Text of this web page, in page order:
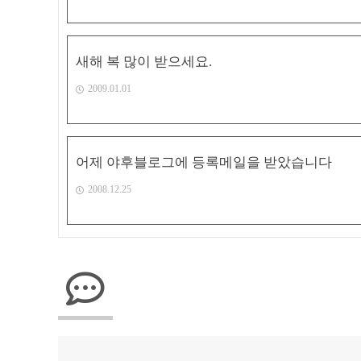
새해 복 많이 받으세요.
2009.01.01
어제 야후블로그에 등록메일을 받았습니다
2008.12.25